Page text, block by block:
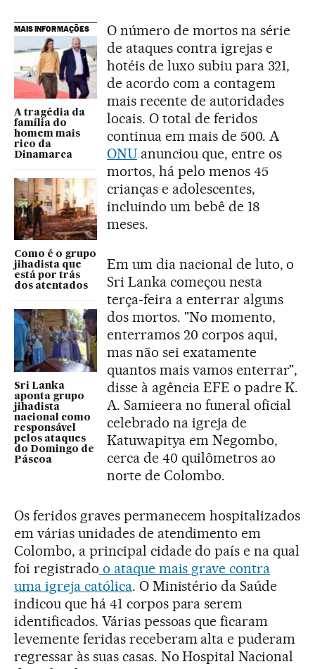
MAIS INFORMAÇÕES
A tragédia da
família do
homem mais
rico da
Dinamarca
Como é o grupo
jihadista que
está por trás
dos atentados
Sri Lanka
aponta grupo
jihadista
nacional como
responsável
pelos ataques
do Domingo de
Páscoa
O número de mortos na série
de ataques contra igrejas e
hotéis de luxo subiu para 321,
de acordo com a contagem
mais recente de autoridades
locais. O total de feridos
continua em mais de 500. A
ONUanunciou que, entre os
mortos, há pelo menos 45
crianças e adolescentes,
incluindo um bebê de 18
meses.
Em um dia nacional de luto, o
Sri Lanka começou nesta
terça-feira a enterrar alguns
dos mortos. "No momento,
enterramos 20 corpos aqui,
mas não sei exatamente
quantos mais vamos enterrar",
disse à agência EFE o padre K.
A. Samieera no funeral oficial
celebrado na igreja de
Katuwapitya em Negombo,
cerca de 40 quilômetros ao
norte de Colombo.
Os feridos graves permanecem hospitalizados
em várias unidades de atendimento em
Colombo, a principal cidade do país e na qual
foi registrado o ataque mais grave contra
uma igreja católica. O Ministério da Saúde
indicou que há 41 corpos para serem
identificados. Várias pessoas que ficaram
levemente feridas receberam alta e puderam
regressar às suas casas. No Hospital Nacional